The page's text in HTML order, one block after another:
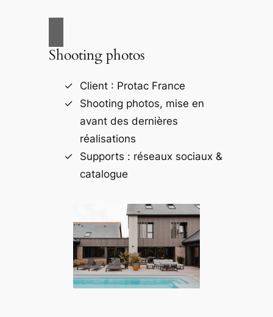
Shooting photos
Client : Protac France
Shooting photos, mise en
avant des dernières
réalisations
Supports : réseaux sociaux &
catalogue